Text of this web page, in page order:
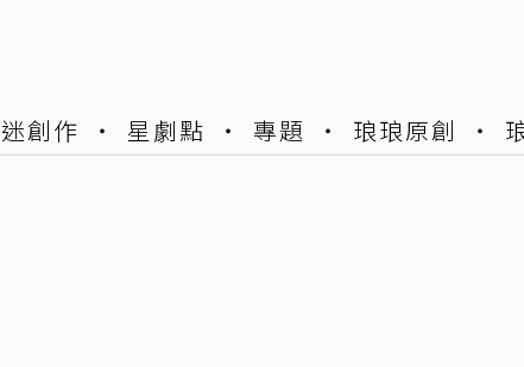
迷創作 星劇點 專題 琅琅原創